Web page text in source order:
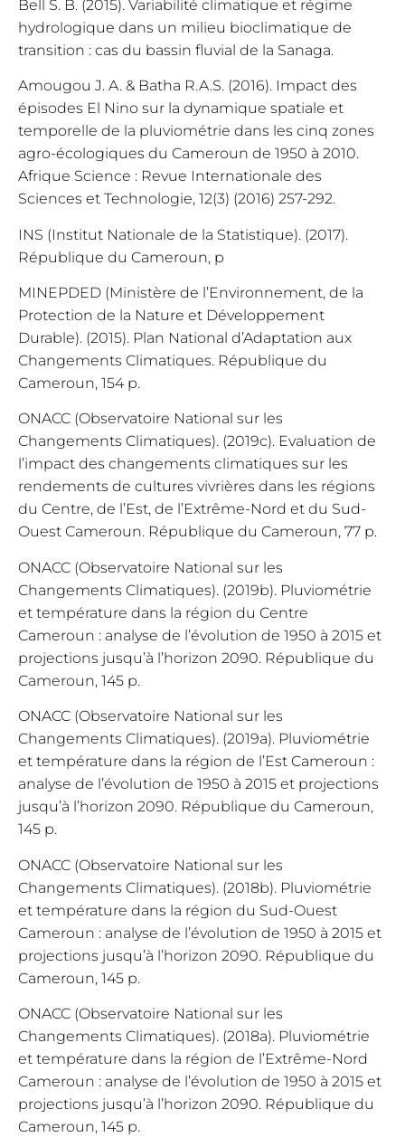
Bell S. B. (2015). Variabilité climatique et régime
hydrologique dans un milieu bioclimatique de
transition : cas du bassin fluvial de la Sanaga.
Amougou J. A. & Batha R.A.S. (2016). Impact des
épisodes El Nino sur la dynamique spatiale et
temporelle de la pluviométrie dans les cinq zones
agro-écologiques du Cameroun de 1950 à 2010.
Afrique Science : Revue Internationale des
Sciences et Technologie, 12(3) (2016) 257-292.
INS (Institut Nationale de la Statistique). (2017).
République du Cameroun, p
MINEPDED (Ministère de l’Environnement, de la
Protection de la Nature et Développement
Durable). (2015). Plan National d’Adaptation aux
Changements Climatiques. République du
Cameroun, 154 p.
ONACC (Observatoire National sur les
Changements Climatiques). (2019c). Evaluation de
l’impact des changements climatiques sur les
rendements de cultures vivrières dans les régions
du Centre, de l’Est, de l’Extrême-Nord et du Sud-
Ouest Cameroun. République du Cameroun, 77 p.
ONACC (Observatoire National sur les
Changements Climatiques). (2019b). Pluviométrie
et température dans la région du Centre
Cameroun : analyse de l’évolution de 1950 à 2015 et
projections jusqu’à l’horizon 2090. République du
Cameroun, 145 p.
ONACC (Observatoire National sur les
Changements Climatiques). (2019a). Pluviométrie
et température dans la région de l’Est Cameroun :
analyse de l’évolution de 1950 à 2015 et projections
jusqu’à l’horizon 2090. République du Cameroun,
145 p.
ONACC (Observatoire National sur les
Changements Climatiques). (2018b). Pluviométrie
et température dans la région du Sud-Ouest
Cameroun : analyse de l’évolution de 1950 à 2015 et
projections jusqu’à l’horizon 2090. République du
Cameroun, 145 p.
ONACC (Observatoire National sur les
Changements Climatiques). (2018a). Pluviométrie
et température dans la région de l’Extrême-Nord
Cameroun : analyse de l’évolution de 1950 à 2015 et
projections jusqu’à l’horizon 2090. République du
Cameroun, 145 p.